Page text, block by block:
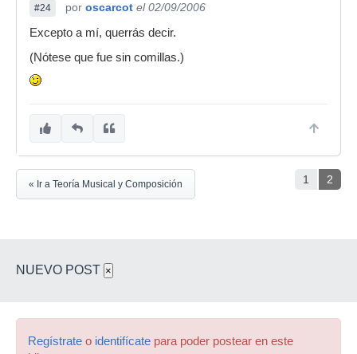
#24 por oscarcot el 02/09/2006
Excepto a mí, querrás decir.
(Nótese que fue sin comillas.)
1 2
« Ir a Teoría Musical y Composición
NUEVO POST ×
Regístrate o identifícate para poder postear en este